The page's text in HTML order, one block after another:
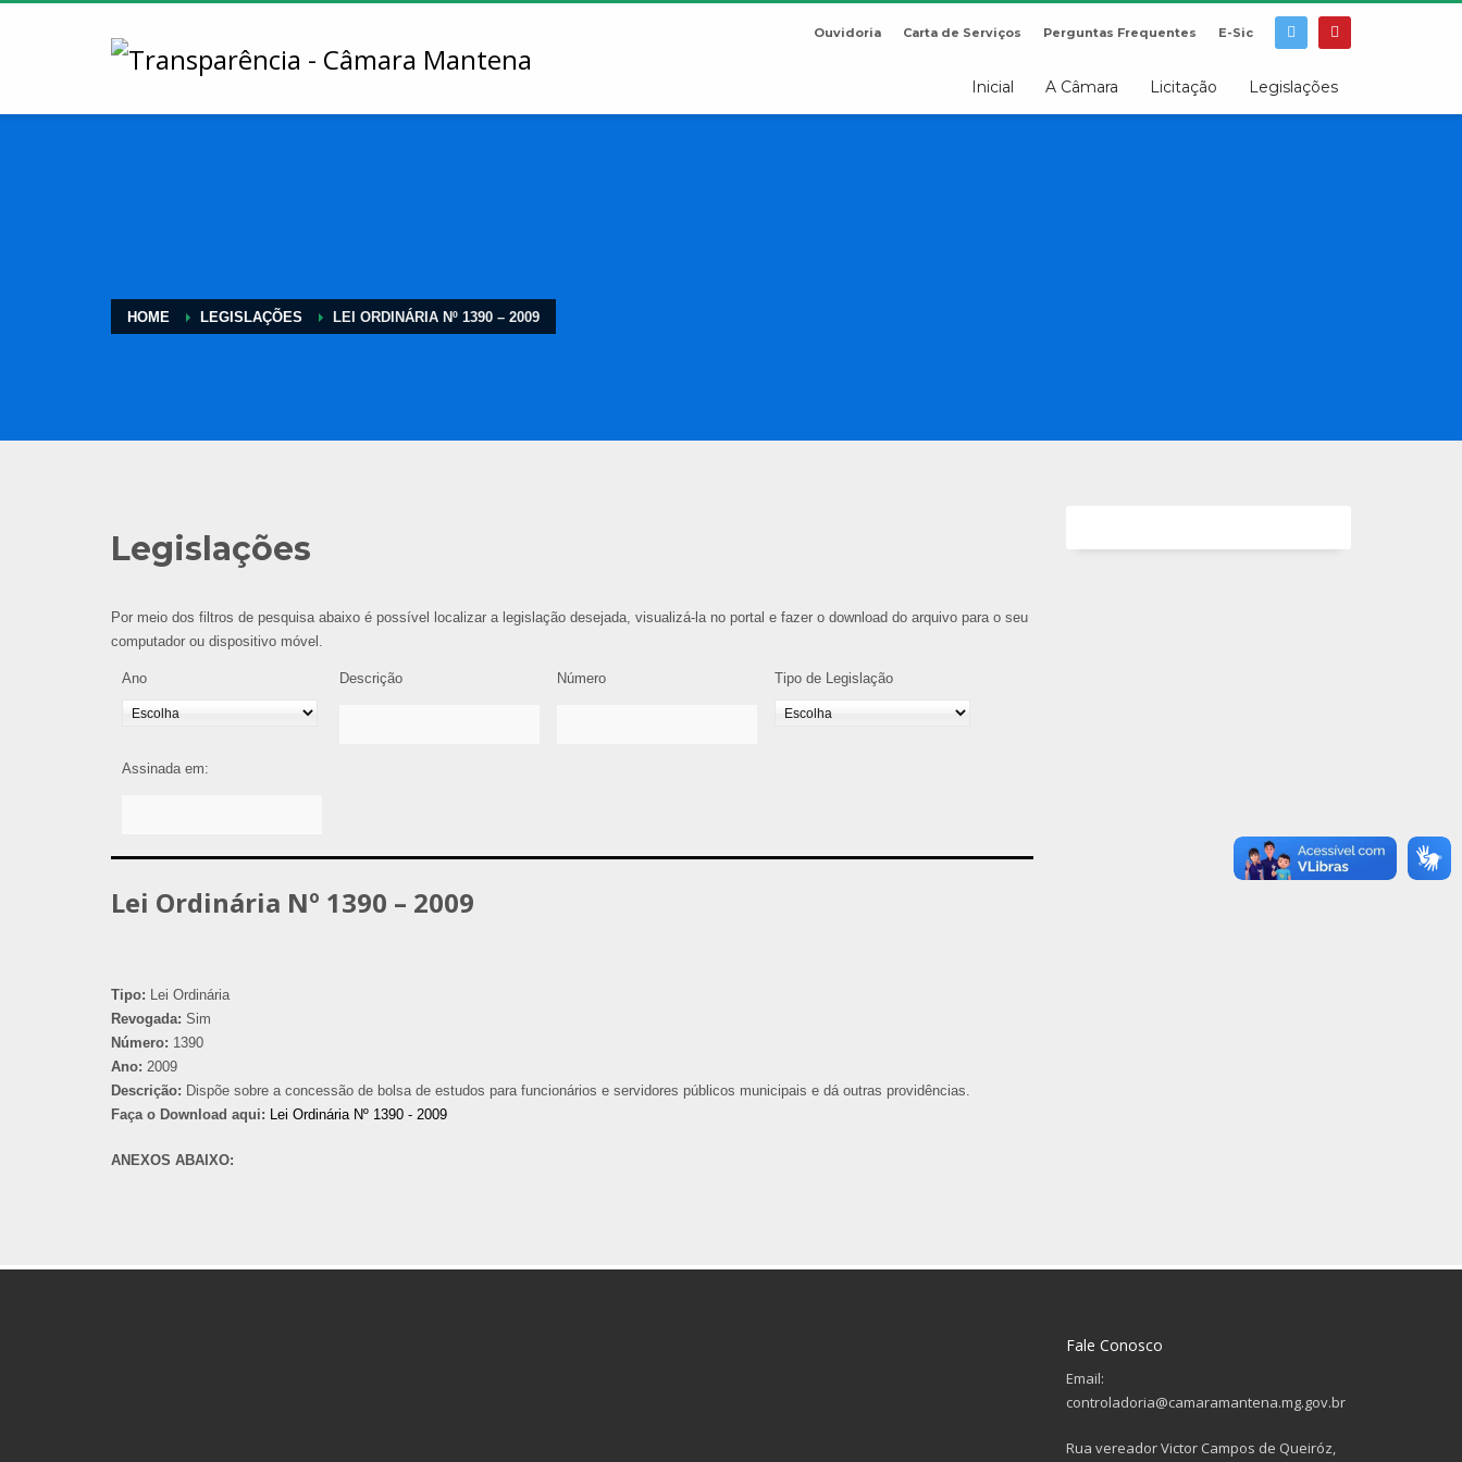
Ouvidoria Carta de Serviços Perguntas Frequentes E-Sic
Inicial A Câmara Licitação Legislações
HOME LEGISLAÇÕES LEI ORDINÁRIA Nº 1390 – 2009
Legislações
Por meio dos filtros de pesquisa abaixo é possível localizar a legislação desejada, visualizá-la no portal e fazer o download do arquivo para o seu
computador ou dispositivo móvel.
Ano Descrição Número Tipo de Legislação
Assinada em:
Lei Ordinária Nº 1390 – 2009
Tipo: Lei Ordinária
Revogada: Sim
Número: 1390
Ano: 2009
Descrição: Dispõe sobre a concessão de bolsa de estudos para funcionários e servidores públicos municipais e dá outras providências.
Faça o Download aqui: Lei Ordinária Nº 1390 - 2009
ANEXOS ABAIXO:
Fale Conosco
Email:
controladoria@camaramantena.mg.gov.br
Rua vereador Victor Campos de Queiróz,